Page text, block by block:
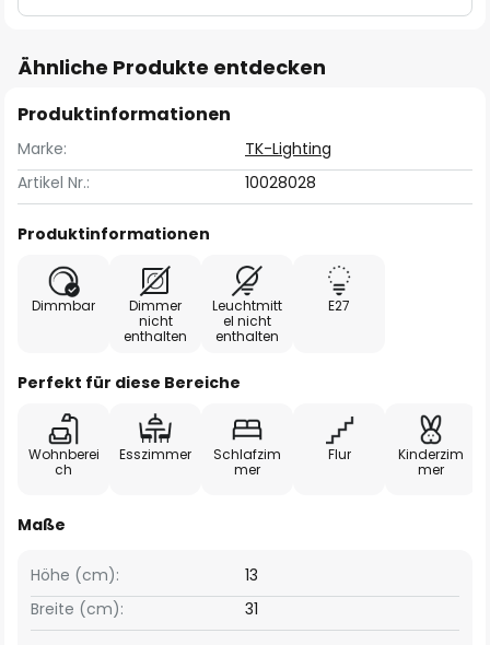
Ähnliche Produkte entdecken
Produktinformationen
Marke:
TK-Lighting
Artikel Nr.:
10028028
Produktinformationen
Dimmbar
Dimmer
nicht
enthalten
Leuchtmitt
el nicht
enthalten
E27
Perfekt für diese Bereiche
Wohnberei
ch
Esszimmer
Schlafzim
mer
Flur
Kinderzim
mer
Maße
Breite (cm): 31
Höhe (cm): 13